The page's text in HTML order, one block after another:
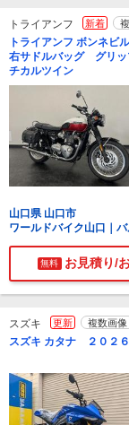
トライアンフ 新着
トライアンフ ボンネ
右サドルバッグ グリ
チカルツイン
山口県 山口市
ワールドバイク山口｜
無料 お見積り/
スズキ 更新 複数画像
スズキ カタナ ２０２